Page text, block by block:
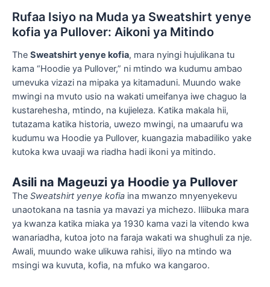
Rufaa Isiyo na Muda ya Sweatshirt yenye
kofia ya Pullover: Aikoni ya Mitindo
The Sweatshirt yenye kofia, mara nyingi hujulikana tu
kama “Hoodie ya Pullover,” ni mtindo wa kudumu ambao
umevuka vizazi na mipaka ya kitamaduni. Muundo wake
mwingi na mvuto usio na wakati umeifanya iwe chaguo la
kustarehesha, mtindo, na kujieleza. Katika makala hii,
tutazama katika historia, uwezo mwingi, na umaarufu wa
kudumu wa Hoodie ya Pullover, kuangazia mabadiliko yake
kutoka kwa uvaaji wa riadha hadi ikoni ya mitindo.
Asili na Mageuzi ya Hoodie ya Pullover
The Sweatshirt yenye kofia ina mwanzo mnyenyekevu
unaotokana na tasnia ya mavazi ya michezo. Iliibuka mara
ya kwanza katika miaka ya 1930 kama vazi la vitendo kwa
wanariadha, kutoa joto na faraja wakati wa shughuli za nje.
Awali, muundo wake ulikuwa rahisi, iliyo na mtindo wa
msingi wa kuvuta, kofia, na mfuko wa kangaroo.